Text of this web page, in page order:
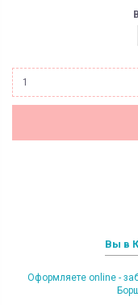
Вы в
Оформляете online -